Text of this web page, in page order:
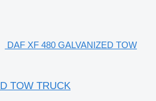
DAF XF 480 GALVANIZED TOW
TOW TRUCK